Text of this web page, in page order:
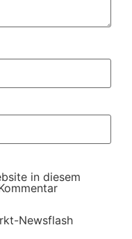
in diesem
Newsflash